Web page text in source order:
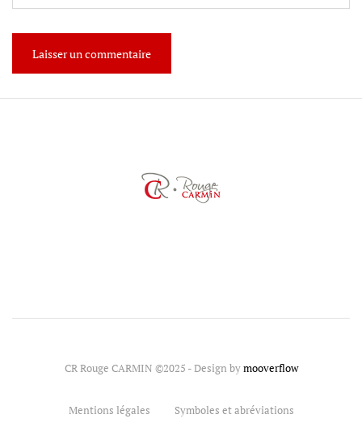
CR Rouge CARMIN ©2025 - Design bymooverflow
Mentions légales Symboles et abréviations